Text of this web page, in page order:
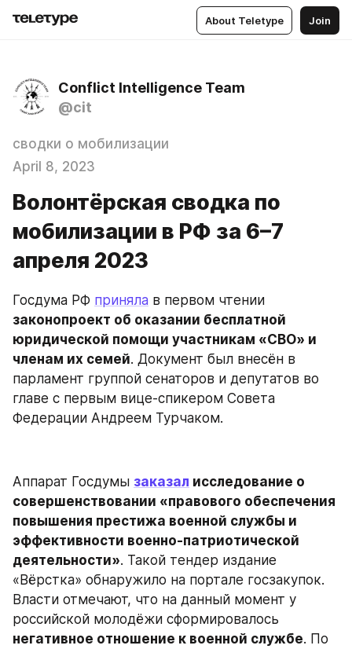
About Teletype Join
Conflict Intelligence Team
@cit
сводки о мобилизации
April 8, 2023
Волонтёрская сводка по
мобилизации в РФ за 6–7
апреля 2023
Госдума РФ приняла
законопроект об оказании бесплатной
юридической помощи участникам «СВО» и
членам их семей. Документ был внесён в
парламент группой сенаторов и депутатов во
главе с первым вице-спикером Совета
Федерации Андреем Турчаком.
Аппарат Госдумы заказал исследование о
совершенствовании «правового обеспечения
повышения престижа военной службы и
эффективности военно-патриотической
деятельности». Такой тендер издание
«Вёрстка» обнаружило на портале госзакупок.
Власти отмечают, что на данный момент у
негативное отношение к военной службе. По